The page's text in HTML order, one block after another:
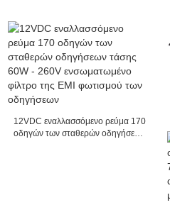
12VDC εναλλασσόμενο ρεύμα 170
οδηγών των σταθερών οδηγήσεων